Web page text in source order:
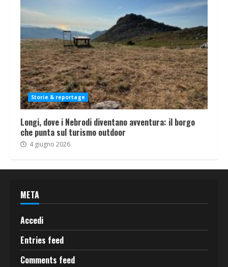
Storie & reportage
Longi, dove i Nebrodi diventano avventura: il borgo
che punta sul turismo outdoor
4 giugno 2026
META
Accedi
Entries feed
Comments feed